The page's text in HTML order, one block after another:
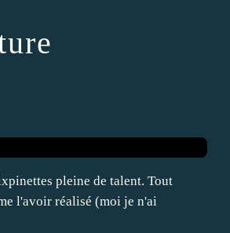
pleine de talent. Tout
l'avoir réalisé (moi je n'ai